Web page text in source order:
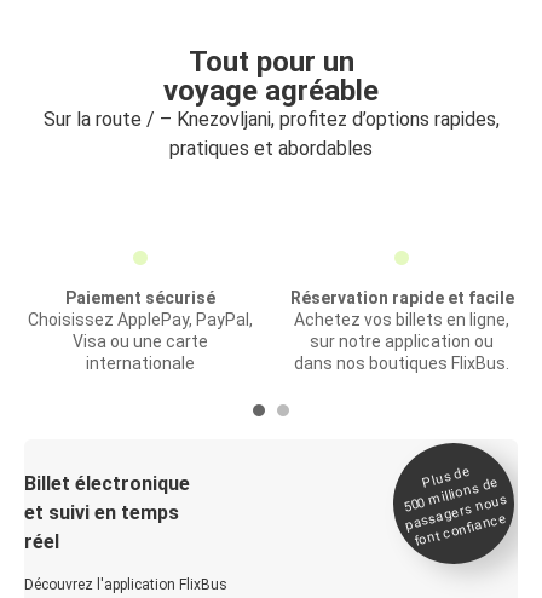
Tout pour un
voyage agréable
Sur la route / – Knezovljani, profitez d’options rapides,
pratiques et abordables
Paiement sécurisé
Choisissez ApplePay, PayPal,
Visa ou une carte
internationale
Réservation rapide et facile
Achetez vos billets en ligne,
sur notre application ou
dans nos boutiques FlixBus.
Billet électronique
et suivi en temps
réel
Découvrez l'application FlixBus
Plus de
500
millions de
passagers nous
font confiance